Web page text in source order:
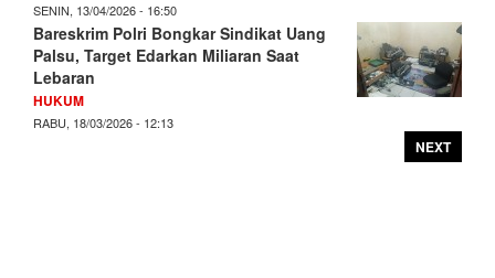
SENIN, 13/04/2026 - 16:50
Bareskrim Polri Bongkar Sindikat Uang
Palsu, Target Edarkan Miliaran Saat
Lebaran
HUKUM
RABU, 18/03/2026 - 12:13
NEXT